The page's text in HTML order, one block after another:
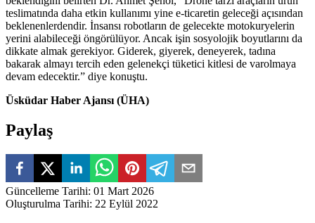
teslimatında daha etkin kullanımı yine e-ticaretin geleceği açısından
beklenenlerdendir. İnsansı robotların de gelecekte motokuryelerin
yerini alabileceği öngörülüyor. Ancak işin sosyolojik boyutlarını da
dikkate almak gerekiyor. Giderek, giyerek, deneyerek, tadına
bakarak almayı tercih eden gelenekçi tüketici kitlesi de varolmaya
devam edecektir.” diye konuştu.
Üsküdar Haber Ajansı (ÜHA)
Paylaş
Güncelleme Tarihi: 01 Mart 2026
Oluşturulma Tarihi: 22 Eylül 2022